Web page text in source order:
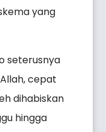
yang
seterusnya
cepat
dihabiskan
hingga